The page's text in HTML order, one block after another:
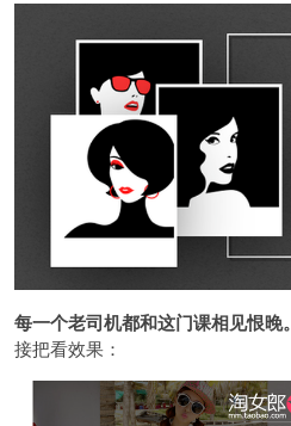
每一个老司机都和这门课相见恨晚。
接把看效果：